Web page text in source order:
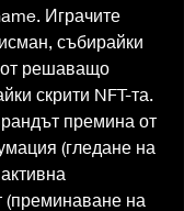
Играчите
събирайки
от решаващо
скрити NFT-та.
премина от
(гледане на
(преминаване на